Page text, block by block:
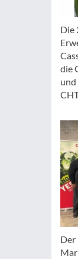
Die
die
Der